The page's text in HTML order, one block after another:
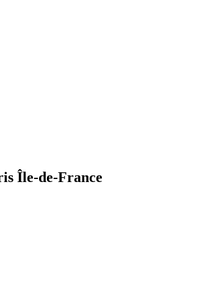
Île-de-France